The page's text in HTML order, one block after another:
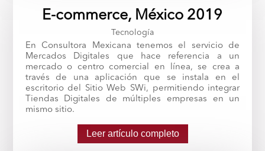
E-commerce, México 2019
Tecnología
En Consultora Mexicana tenemos el servicio de
Mercados Digitales que hace referencia a un
mercado o centro comercial en línea, se crea a
través de una aplicación que se instala en el
escritorio del Sitio Web SWi, permitiendo integrar
Tiendas Digitales de múltiples empresas en un
mismo sitio.
Leer artículo completo